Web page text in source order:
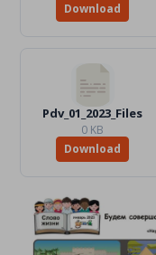
Download
Pdv_01_2023_Files
0 KB
Download